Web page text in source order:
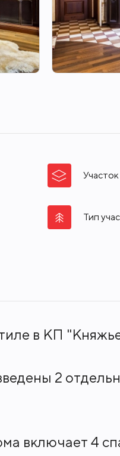
Участок
Тип
в КП
2
включает 4